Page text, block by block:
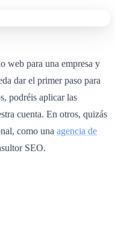
web para una empresa y
dar el primer paso para
podréis aplicar las
cuenta. En otros, quizás
como una agencia de
SEO.